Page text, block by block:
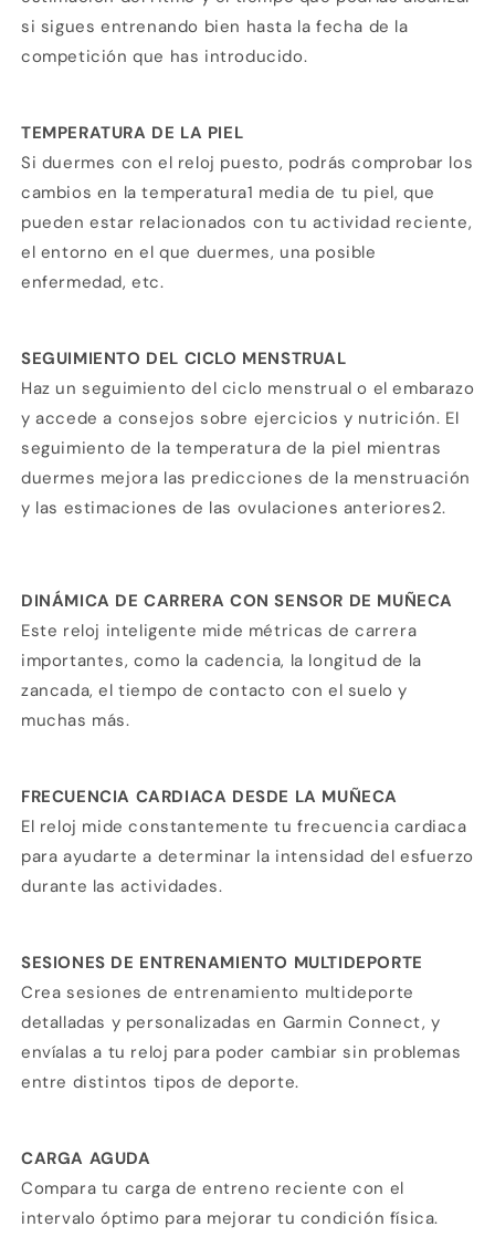
si sigues entrenando bien hasta la fecha de la
competición que has introducido.
TEMPERATURA DE LA PIEL
Si duermes con el reloj puesto, podrás comprobar los
cambios en la temperatura1 media de tu piel, que
pueden estar relacionados con tu actividad reciente,
el entorno en el que duermes, una posible
enfermedad, etc.
SEGUIMIENTO DEL CICLO MENSTRUAL
Haz un seguimiento del ciclo menstrual o el embarazo
y accede a consejos sobre ejercicios y nutrición. El
seguimiento de la temperatura de la piel mientras
duermes mejora las predicciones de la menstruación
y las estimaciones de las ovulaciones anteriores2.
DINÁMICA DE CARRERA CON SENSOR DE MUÑECA
Este reloj inteligente mide métricas de carrera
importantes, como la cadencia, la longitud de la
zancada, el tiempo de contacto con el suelo y
muchas más.
FRECUENCIA CARDIACA DESDE LA MUÑECA
El reloj mide constantemente tu frecuencia cardiaca
para ayudarte a determinar la intensidad del esfuerzo
durante las actividades.
SESIONES DE ENTRENAMIENTO MULTIDEPORTE
Crea sesiones de entrenamiento multideporte
detalladas y personalizadas en Garmin Connect, y
envíalas a tu reloj para poder cambiar sin problemas
entre distintos tipos de deporte.
CARGA AGUDA
Compara tu carga de entreno reciente con el
intervalo óptimo para mejorar tu condición física.
Compra ahora y paga a meses
sin tarjeta de crédito
2 En tu cuenta de Mercado Pago,elige
la cantidad de mesesy confirma.
3 Paga mes a mescon saldo disponible,
débito u otros medios.
Crédito sujeto a aprobación.
¿Tienes dudas? Consulta nuestra